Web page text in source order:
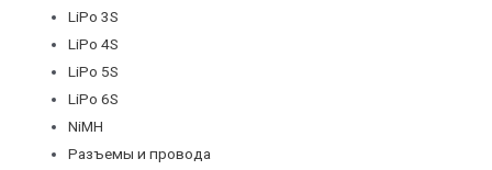
LiPo 3S
LiPo 4S
LiPo 5S
LiPo 6S
NiMH
Разъемы и провода